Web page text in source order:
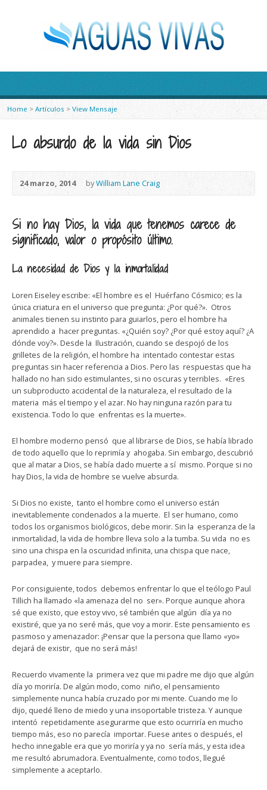
Home > Artículos > View Mensaje
Lo absurdo de la vida sin Dios
24 marzo, 2014 byWilliam Lane Craig
Si no hay Dios, la vida que tenemos carece de
significado, valor o propósito último.
La necesidad de Dios y la inmortalidad
Loren Eiseley escribe: «El hombre es el Huérfano Cósmico; es la
única criatura en el universo que pregunta: ¿Por qué?». Otros
animales tienen su instinto para guiarlos, pero el hombre ha
aprendido a hacer preguntas. «¿Quién soy? ¿Por qué estoy aquí? ¿A
dónde voy?». Desde la Ilustración, cuando se despojó de los
grilletes de la religión, el hombre ha intentado contestar estas
preguntas sin hacer referencia a Dios. Pero las respuestas que ha
hallado no han sido estimulantes, si no oscuras y terribles. «Eres
un subproducto accidental de la naturaleza, el resultado de la
materia más el tiempo y el azar. No hay ninguna razón para tu
existencia. Todo lo que enfrentas es la muerte».
El hombre moderno pensó que al librarse de Dios, se había librado
de todo aquello que lo reprimía y ahogaba. Sin embargo, descubrió
que al matar a Dios, se había dado muerte a sí mismo. Porque si no
hay Dios, la vida de hombre se vuelve absurda.
Si Dios no existe, tanto el hombre como el universo están
inevitablemente condenados a la muerte. El ser humano, como
todos los organismos biológicos, debe morir. Sin la esperanza de la
inmortalidad, la vida de hombre lleva solo a la tumba. Su vida no es
sino una chispa en la oscuridad infinita, una chispa que nace,
parpadea, y muere para siempre.
Por consiguiente, todos debemos enfrentar lo que el teólogo Paul
Tillich ha llamado «la amenaza del no ser». Porque aunque ahora
sé que existo, que estoy vivo, sé también que algún día ya no
existiré, que ya no seré más, que voy a morir. Este pensamiento es
pasmoso y amenazador: ¡Pensar que la persona que llamo «yo»
dejará de existir, que no será más!
Recuerdo vivamente la primera vez que mi padre me dijo que algún
día yo moriría. De algún modo, como niño, el pensamiento
simplemente nunca había cruzado por mi mente. Cuando me lo
dijo, quedé lleno de miedo y una insoportable tristeza. Y aunque
intentó repetidamente asegurarme que esto ocurriría en mucho
tiempo más, eso no parecía importar. Fuese antes o después, el
hecho innegable era que yo moriría y ya no sería más, y esta idea
me resultó abrumadora. Eventualmente, como todos, llegué
simplemente a aceptarlo.